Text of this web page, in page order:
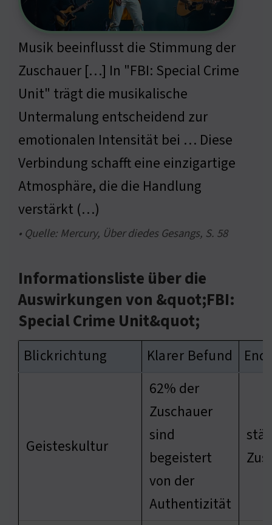
Musik beeinflusst die Stimmung der
Zuschauer […] In "FBI: Special Crime
Unit" trägt die musikalische
Untermalung entscheidend zur
emotionalen Intensität bei … Diese
Verbindung schafft eine einzigartige
Atmosphäre, die die Handlung
verstärkt (…)
• Quelle: Mercury, Über diedes Gesangs, S. 58
Informationsliste über die
Auswirkungen von &quot;FBI:
Special Crime Unit&quot;
Blickrichtung Klarer Befund
Geisteskultur
62% der
Zuschauer
sind
begeistert
von der
Authentizität